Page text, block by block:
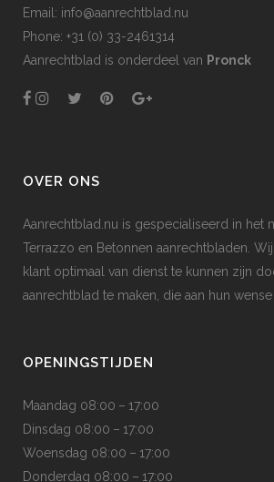
Email: info@aanrechtblad.nu
Phone: +31 (0) 33-2461314
Aanrechtblad is onderdeel van Pronck
OVER ONS
Aanrechtblad.nu is gespecialiseerd in het
Terrazzo en Betonnen aanrechtbladen.
klant optimaal van dienst te kunnen zijn
aanrechtblad te maken, die aan hun wense
OPENINGSTIJDEN
Maandag 08:00 – 17:00
Dinsdag 08:00 – 17:00
Woensdag 08:00 – 17:00
Donderdag 08:00 – 17:00